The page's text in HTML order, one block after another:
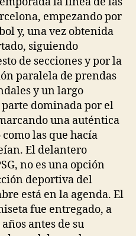
empezando por
y, una vez obtenida
siguiendo
de secciones y por la
paralela de prendas
y un largo
dominada por el
una auténtica
las que hacía
El delantero
no es una opción
deportiva del
está en la agenda. El
fue entregado, a
antes de su